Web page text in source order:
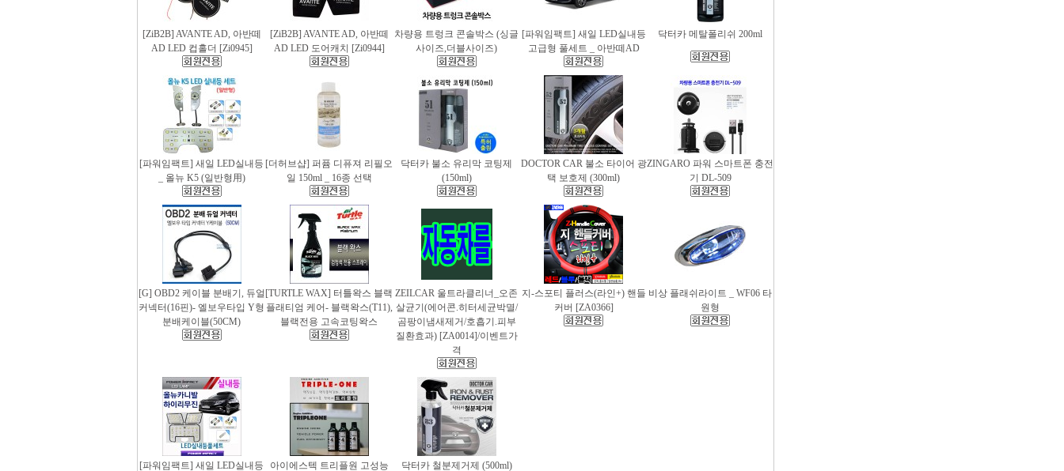
[ZiB2B] AVANTE AD, 아반떼
AD LED 컵홀더 [Zi0945]
[ZiB2B] AVANTE AD, 아반떼
AD LED 도어캐치 [Zi0944]
차량용 트렁크 콘솔박스 (싱글
사이즈,더블사이즈)
[파워임팩트] 새일 LED실내등
고급형 풀세트 _ 아반떼AD
닥터카 메탈폴리쉬 200ml
[파워임팩트] 새일 LED실내등
_ 올뉴 K5 (일반형用)
[더허브샵] 퍼퓸 디퓨져 리필오
일 150ml _ 16종 선택
닥터카 불소 유리막 코팅제
(150ml)
DOCTOR CAR 불소 타이어 광
택 보호제 (300ml)
ZINGARO 파워 스마트폰 충전
기 DL-509
[G] OBD2 케이블 분배기, 듀얼
커넥터(16핀)- 엘보우타입 Y형
분배케이블(50CM)
[TURTLE WAX] 터틀왁스 블랙
플래티엄 케어- 블랙왁스(T11),
블랙전용 고속코팅왁스
ZEILCAR 울트라클리너_오존
살균기(에어콘.히터세균박멸/
곰팡이냄새제거/호흡기.피부
질환효과) [ZA0014]/이벤트가
격
지-스포티 플러스(라인+) 핸들
커버 [ZA0366]
비상 플래쉬라이트 _ WF06 타
원형
[파워임팩트] 새일 LED실내등 아이에스텍 트리플원 고성능 닥터카 철분제거제 (500ml)